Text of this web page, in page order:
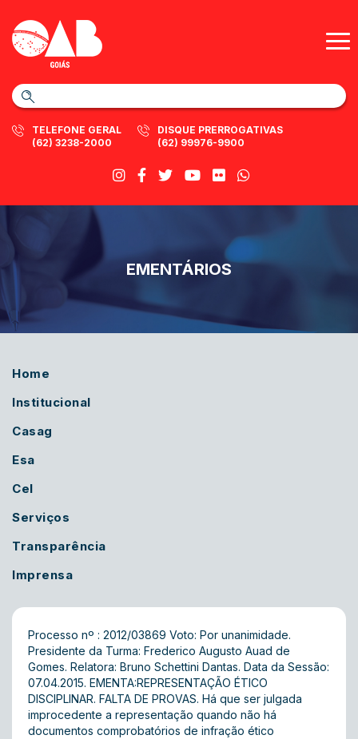
TELEFONE GERAL
(62) 3238-2000
DISQUE PRERROGATIVAS
(62) 99976-9900
EMENTÁRIOS
Home
Institucional
Casag
Esa
Cel
Serviços
Transparência
Imprensa
Processo nº : 2012/03869 Voto: Por unanimidade.
Presidente da Turma: Frederico Augusto Auad de
Gomes. Relatora: Bruno Schettini Dantas. Data da Sessão:
07.04.2015. EMENTA:REPRESENTAÇÃO ÉTICO
DISCIPLINAR. FALTA DE PROVAS. Há que ser julgada
improcedente a representação quando não há
documentos comprobatórios de infração ético